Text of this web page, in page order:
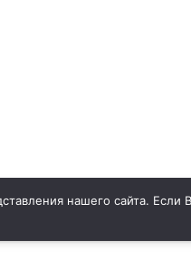
нашего сайта. Если